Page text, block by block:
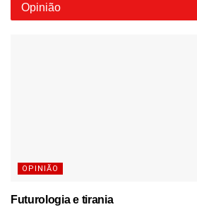
Opinião
OPINIÃO
Futurologia e tirania